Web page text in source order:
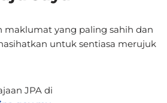
yang paling sahih dan
untuk sentiasa merujuk
JPA di